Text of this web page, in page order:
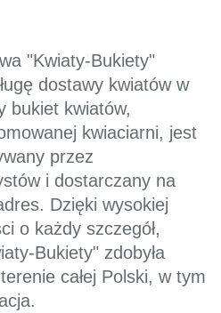
"Kwiaty-Bukiety"
dostawy kwiatów w
bukiet kwiatów,
kwiaciarni, jest
przez
i dostarczany na
Dzięki wysokiej
o każdy szczegół,
Bukiety" zdobyła
całej Polski, w tym